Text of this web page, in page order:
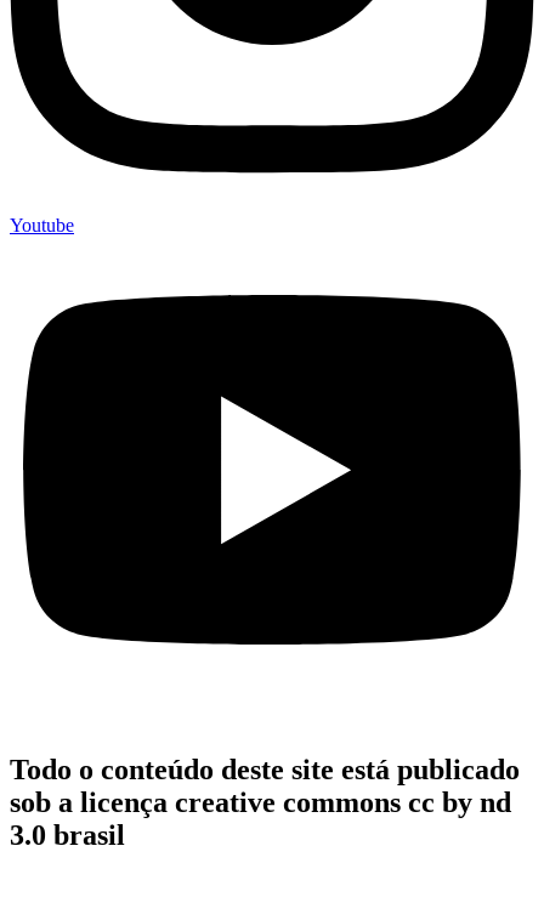
Youtube
Todo o conteúdo deste site está publicado
sob a licença creative commons cc by nd
3.0 brasil